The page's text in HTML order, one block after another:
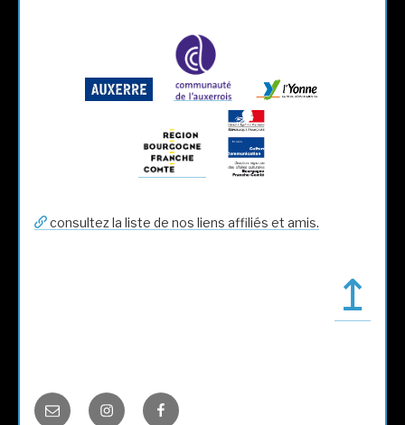
consultez la liste de nos liens affiliés et amis.
↥
E-
InstagramFacebook